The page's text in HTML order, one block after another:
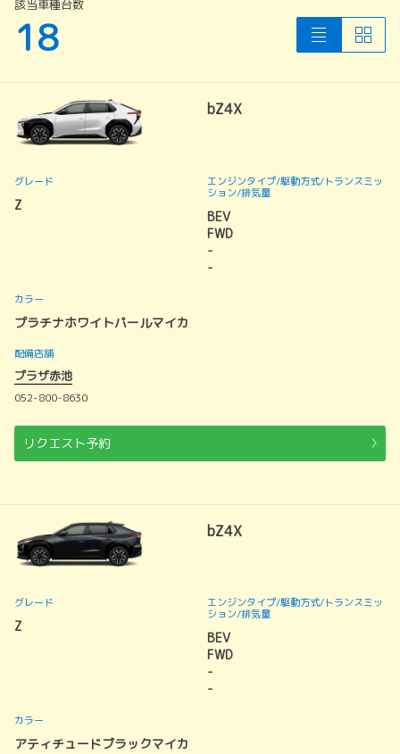
該当車種台数
18
bZ4X
グレード
Z
エンジンタイプ/駆動方式/トランスミッ
ション/排気量
BEV
FWD
-
-
カラー
プラチナホワイトパールマイカ
配備店舗
プラザ赤池
052-800-8630
リクエスト予約
bZ4X
グレード
Z
エンジンタイプ/駆動方式/トランスミッ
ション/排気量
BEV
FWD
-
-
カラー
アティチュードブラックマイカ